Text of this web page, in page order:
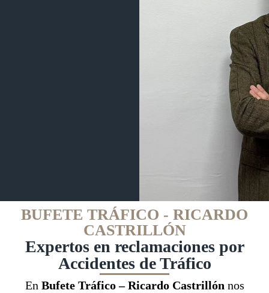
BUFETE TRÁFICO - RICARDO
CASTRILLÓN
Expertos en reclamaciones por
Accidentes de Tráfico
En Bufete Tráfico – Ricardo Castrillón nos